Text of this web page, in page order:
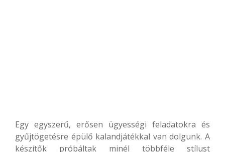
Egy egyszerű, erősen ügyességi feladatokra és
gyűjtögetésre épülő kalandjátékkal van dolgunk. A
készítők próbáltak minél többféle stílust